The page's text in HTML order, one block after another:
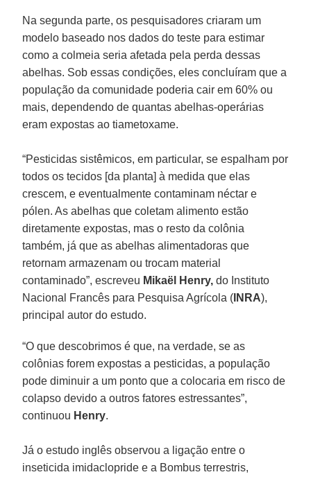
Na segunda parte, os pesquisadores criaram um
modelo baseado nos dados do teste para estimar
como a colmeia seria afetada pela perda dessas
abelhas. Sob essas condições, eles concluíram que a
população da comunidade poderia cair em 60% ou
mais, dependendo de quantas abelhas-operárias
eram expostas ao tiametoxame.
“Pesticidas sistêmicos, em particular, se espalham por
todos os tecidos [da planta] à medida que elas
crescem, e eventualmente contaminam néctar e
pólen. As abelhas que coletam alimento estão
diretamente expostas, mas o resto da colônia
também, já que as abelhas alimentadoras que
retornam armazenam ou trocam material
contaminado”, escreveu Mikaël Henry,do Instituto
Nacional Francês para Pesquisa Agrícola ( INRA),
principal autor do estudo.
“O que descobrimos é que, na verdade, se as
colônias forem expostas a pesticidas, a população
pode diminuir a um ponto que a colocaria em risco de
colapso devido a outros fatores estressantes”,
continuou Henry.
Já o estudo inglês observou a ligação entre o
inseticida imidaclopride e a Bombus terrestris,